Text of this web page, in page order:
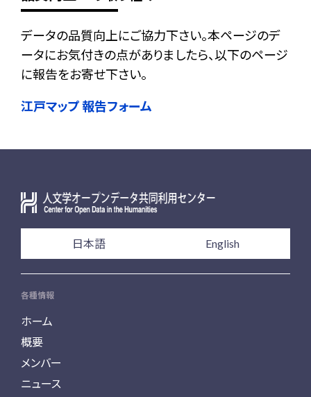
データの品質向上にご協力下さい。本ページのデ
ータにお気付きの点がありましたら、以下のページ
に報告をお寄せ下さい。
江戸マップ 報告フォーム
日本語 English
各種情報
ホーム
概要
メンバー
ニュース